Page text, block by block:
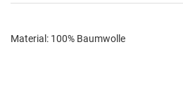
Material: 100% Baumwolle